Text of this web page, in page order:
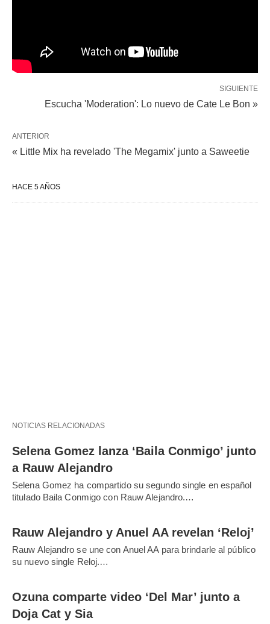
SIGUIENTE
Escucha 'Moderation': Lo nuevo de Cate Le Bon »
ANTERIOR
« Little Mix ha revelado 'The Megamix' junto a Saweetie
HACE 5 AÑOS
NOTICIAS RELACIONADAS
Selena Gomez lanza ‘Baila Conmigo’ junto
a Rauw Alejandro
Selena Gomez ha compartido su segundo single en español
titulado Baila Conmigo con Rauw Alejandro.…
Rauw Alejandro y Anuel AA revelan ‘Reloj’
Rauw Alejandro se une con Anuel AA para brindarle al público
su nuevo single Reloj.…
Ozuna comparte video ‘Del Mar’ junto a
Doja Cat y Sia